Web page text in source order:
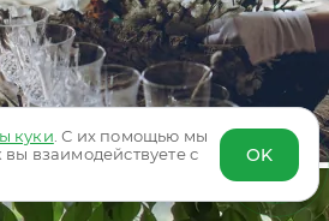
куки . С их помощью мы
взаимодействуете с
OK